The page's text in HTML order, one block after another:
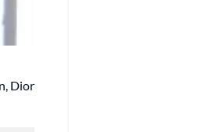
Dior